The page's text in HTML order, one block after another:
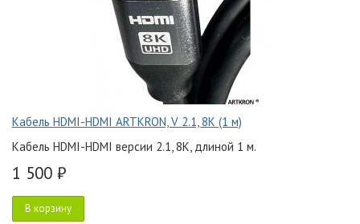
Кабель HDMI-HDMI ARTKRON, V 2.1, 8K (1 м)
Кабель HDMI-HDMI версии 2.1, 8K, длиной 1 м.
1 500 ₽
В корзину